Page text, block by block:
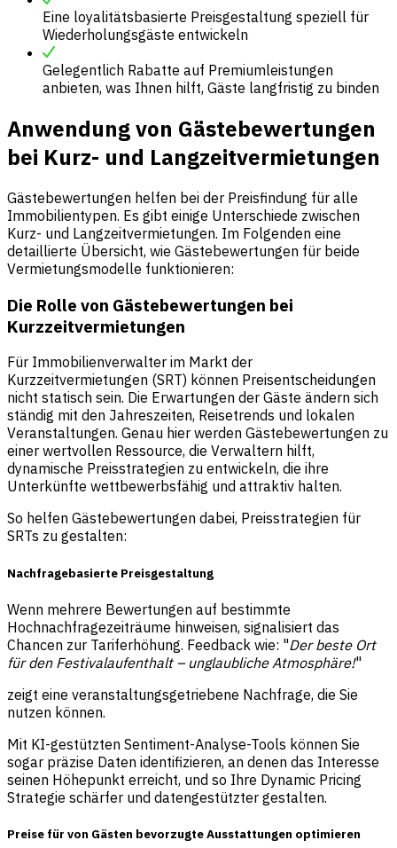
Eine loyalitätsbasierte Preisgestaltung speziell für
Wiederholungsgäste entwickeln
Gelegentlich Rabatte auf Premiumleistungen
anbieten, was Ihnen hilft, Gäste langfristig zu binden
Anwendung von Gästebewertungen
bei Kurz- und Langzeitvermietungen
Gästebewertungen helfen bei der Preisfindung für alle
Immobilientypen. Es gibt einige Unterschiede zwischen
Kurz- und Langzeitvermietungen. Im Folgenden eine
detaillierte Übersicht, wie Gästebewertungen für beide
Vermietungsmodelle funktionieren:
Die Rolle von Gästebewertungen bei
Kurzzeitvermietungen
Für Immobilienverwalter im Markt der
Kurzzeitvermietungen (SRT) können Preisentscheidungen
nicht statisch sein. Die Erwartungen der Gäste ändern sich
ständig mit den Jahreszeiten, Reisetrends und lokalen
Veranstaltungen. Genau hier werden Gästebewertungen zu
einer wertvollen Ressource, die Verwaltern hilft,
dynamische Preisstrategien zu entwickeln, die ihre
Unterkünfte wettbewerbsfähig und attraktiv halten.
So helfen Gästebewertungen dabei, Preisstrategien für
SRTs zu gestalten:
Nachfragebasierte Preisgestaltung
Wenn mehrere Bewertungen auf bestimmte
Hochnachfragezeiträume hinweisen, signalisiert das
Chancen zur Tariferhöhung. Feedback wie: "Der beste Ort
für den Festivalaufenthalt – unglaubliche Atmosphäre!"
zeigt eine veranstaltungsgetriebene Nachfrage, die Sie
nutzen können.
Mit KI-gestützten Sentiment-Analyse-Tools können Sie
sogar präzise Daten identifizieren, an denen das Interesse
seinen Höhepunkt erreicht, und so Ihre Dynamic Pricing
Strategie schärfer und datengestützter gestalten.
Preise für von Gästen bevorzugte Ausstattungen optimieren